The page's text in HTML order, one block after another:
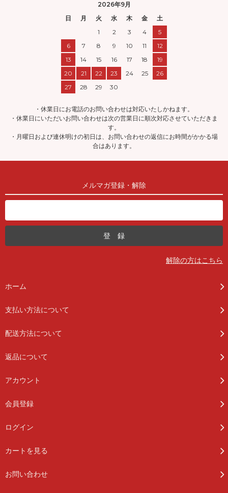
2026年9月
日
月 火 水 木 金
土
1
2 3 4
5
6
7 8 9 10 11
12
13
14 15 16 17 18
19
20
21 22 23 24 25
26
27
28 29 30
・休業日にお電話のお問い合わせは対応いたしかねます。
・休業日にいただいお問い合わせは次の営業日に順次対応させていただきま
す。
・月曜日および連休明けの初日は、お問い合わせの返信にお時間がかかる場
合はあります。
メルマガ登録・解除
解除の方はこちら
ホーム
支払い方法について
配送方法について
返品について
アカウント
会員登録
ログイン
カートを見る
お問い合わせ